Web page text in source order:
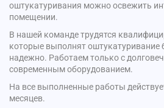
оштукатуривания можно освежить
помещении.
В нашей команде трудятся
которые выполнят оштукатуривание
надежно. Работаем только с
современным оборудованием.
На все выполненные работы
месяцев.